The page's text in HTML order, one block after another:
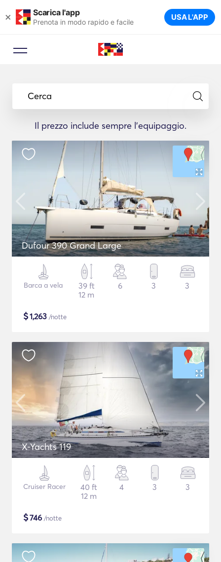
× Scarica l'app
Prenota in modo rapido e facile USA L'APP
Cerca
Il prezzo include sempre l'equipaggio.
Dufour 390 Grand Large
Barca a vela
39 ft
12 m
6 3 3
$1,263 /notte
X-Yachts 119
Cruiser Racer
40 ft
12 m
4 3 3
$746 /notte